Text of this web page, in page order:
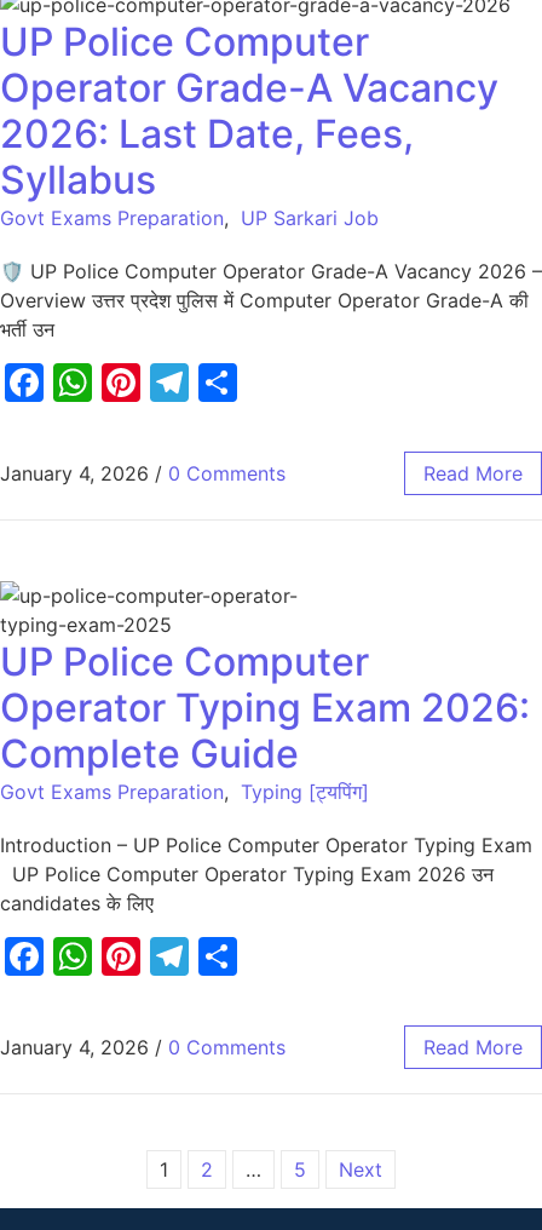
UP Police Computer
Operator Grade-A Vacancy
2026: Last Date, Fees,
Syllabus
Govt Exams Preparation, UP Sarkari Job
🛡️ UP Police Computer Operator Grade-A Vacancy 2026 –
Overview उत्तर प्रदेश पुलिस में Computer Operator Grade-A की
भर्ती उन
Facebook
WhatsApp
Pinterest
Telegram
January 4, 2026 / 0 Comments Read More
UP Police Computer
Operator Typing Exam 2026:
Complete Guide
Govt Exams Preparation, Typing [ट्यपिंग]
Introduction – UP Police Computer Operator Typing Exam
UP Police Computer Operator Typing Exam 2026 उन
candidates के लिए
Facebook
WhatsApp
Pinterest
Telegram
January 4, 2026 / 0 Comments Read More
1 2 … 5 Next